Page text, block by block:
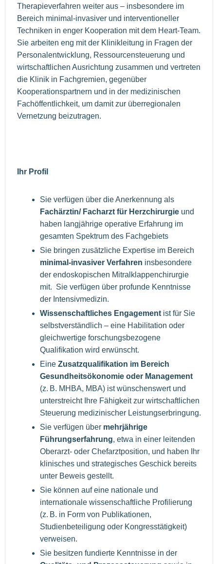
Therapieverfahren weiter aus – insbesondere im
Bereich minimal-invasiver und interventioneller
Techniken in enger Kooperation mit dem Heart-Team.
Sie arbeiten eng mit der Klinikleitung in Fragen der
Personalentwicklung, Ressourcensteuerung und
wirtschaftlichen Ausrichtung zusammen und vertreten
die Klinik in Fachgremien, gegenüber
Kooperationspartnern und in der medizinischen
Fachöffentlichkeit, um damit zur überregionalen
Vernetzung beizutragen.
Ihr Profil
Sie verfügen über die Anerkennung als
Fachärztin/ Facharzt für Herzchirurgie und
haben langjährige operative Erfahrung im
gesamten Spektrum des Fachgebiets
Sie bringen zusätzliche Expertise im Bereich
minimal-invasiver Verfahren insbesondere
der endoskopischen Mitralklappenchirurgie
mit. Sie verfügen über profunde Kenntnisse
der Intensivmedizin.
Wissenschaftliches Engagement ist für Sie
selbstverständlich – eine Habilitation oder
gleichwertige forschungsbezogene
Qualifikation wird erwünscht.
Eine Zusatzqualifikation im Bereich
Gesundheitsökonomie oder Management
(z. B. MHBA, MBA) ist wünschenswert und
unterstreicht Ihre Fähigkeit zur wirtschaftlichen
Steuerung medizinischer Leistungserbringung.
Sie verfügen über mehrjährige
Führungserfahrung, etwa in einer leitenden
Oberarzt- oder Chefarztposition, und haben Ihr
klinisches und strategisches Geschick bereits
unter Beweis gestellt.
Sie können auf eine nationale und
internationale wissenschaftliche Profilierung
(z. B. in Form von Publikationen,
Studienbeteiligung oder Kongresstätigkeit)
verweisen.
Sie besitzen fundierte Kenntnisse in der